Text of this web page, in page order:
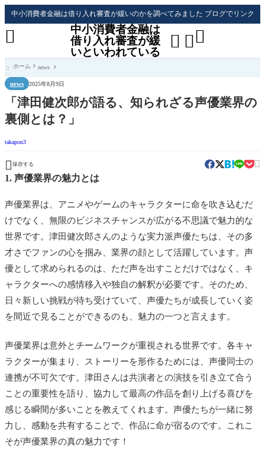
中小消費者金融は借り入れ審査が緩いのかを調べてみました ブログでリンク
中小消費者金融は
借り入れ審査が緩
いといわれている
 

 ホーム news
news 2025年8月9日
「津田健次郎が語る、知られざる声優業界の
裏側とは？」
takapon3
 保存する 
1. 声優業界の魅力とは
声優業界は、アニメやゲームのキャラクターに命を吹き込むだ
けでなく、無限のビジネスチャンスが広がる不思議で魅力的な
世界です。津田健次郎さんのような実力派声優たちは、その多
才さでファンの心を掴み、業界の顔として活躍しています。声
優として求められるのは、ただ声を出すことだけではなく、キ
ャラクターへの感情移入や独自の解釈が必要です。そのため、
日々新しい挑戦が待ち受けていて、声優たちが成長していく姿
を間近で見ることができるのも、魅力の一つと言えます。
声優業界は意外とチームワークが重視される世界です。各キャ
ラクターが集まり、ストーリーを形作るためには、声優同士の
連携が不可欠です。津田さんは共演者との演技を引き立て合う
ことの重要性を語り、協力して最高の作品を創り上げる喜びを
感じる瞬間が多いことを教えてくれます。声優たちが一緒に努
力し、感動を共有することで、作品に命が宿るのです。これこ
そが声優業界の真の魅力です！